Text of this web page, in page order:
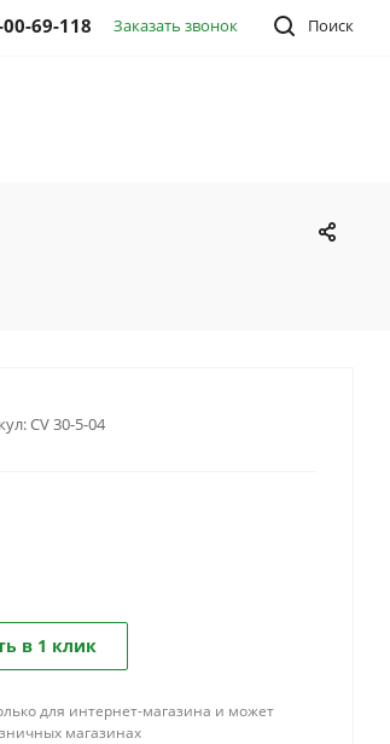
Поиск
69-118 Заказать звонок
CV 30-5-04
в 1 клик
для интернет-магазина и может
магазинах